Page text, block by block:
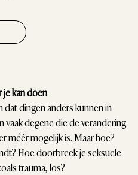
je kan doen
dat dingen anders kunnen in
vaak degene die de verandering
méér mogelijk is. Maar hoe?
Hoe doorbreek je seksuele
trauma, los?